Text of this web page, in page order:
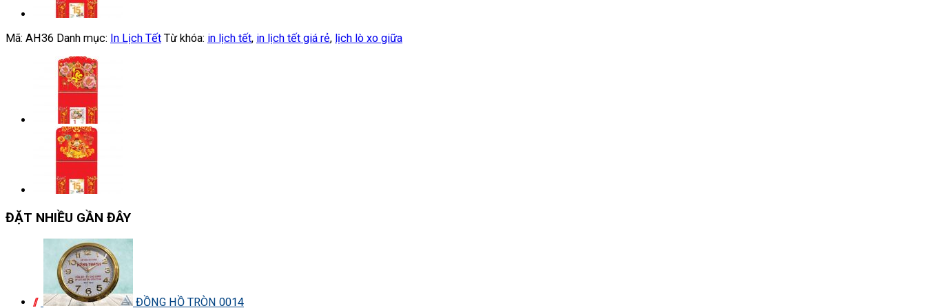
Mã: AH36 Danh mục: In Lịch Tết Từ khóa: in lịch tết, in lịch tết giá rẻ, lịch lò xo giữa
ĐẶT NHIỀU GẦN ĐÂY
ĐỒNG HỒ TRÒN 0014